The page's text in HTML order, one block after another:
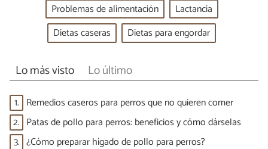
Problemas de alimentación
Lactancia
Dietas caseras
Dietas para engordar
Lo más visto Lo último
1. Remedios caseros para perros que no quieren comer
2. Patas de pollo para perros: beneficios y cómo dárselas
3. ¿Cómo preparar hígado de pollo para perros?